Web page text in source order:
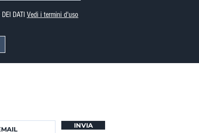
DATI Vedi i termini d'uso
INVIA